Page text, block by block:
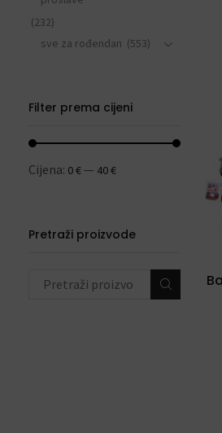
(232)
sve za rođendan (553)
+2 more
Filter prema cijeni
Cijena: 0 € — 40 €
Pretraži proizvode